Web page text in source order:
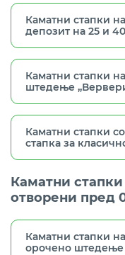
Каматни стапки
депозит на 25 и
Каматни стапки
штедење
Каматни стапки
стапка за
Каматни
отворени пред
Каматни стапки
орочено штедење